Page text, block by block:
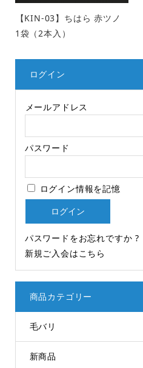
【KIN-03】ちはら 赤ツノ
1袋（2本入）
ログイン
メールアドレス
パスワード
ログイン情報を記憶
パスワードをお忘れですか ?
新規ご入会はこちら
商品カテゴリー
毛バリ
新商品